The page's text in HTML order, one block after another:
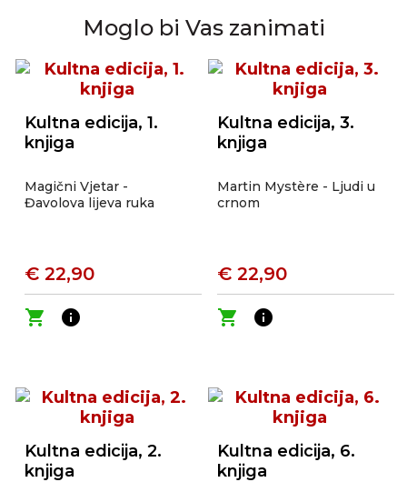
Moglo bi Vas zanimati
Kultna edicija, 1.
knjiga
Magični Vjetar -
Đavolova lijeva ruka
€ 22,90
shopping_cart
info
Kultna edicija, 3.
knjiga
Martin Mystère - Ljudi u
crnom
€ 22,90
shopping_cart
info
Kultna edicija, 2.
knjiga
Kultna edicija, 6.
knjiga